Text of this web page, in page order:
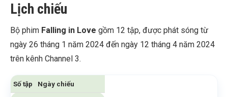
Lịch chiếu
Bộ phim Falling in Love gồm 12 tập, được phát sóng từ
ngày 26 tháng 1 năm 2024 đến ngày 12 tháng 4 năm 2024
trên kênh Channel 3.
Số tập Ngày chiếu